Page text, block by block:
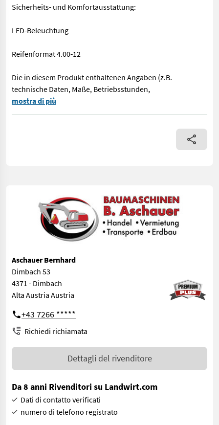
Sicherheits- und Komfortausstattung:
LED-Beleuchtung
Reifenformat 4.00‑12
Die in diesem Produkt enthaltenen Angaben (z.B.
technische Daten, Maße, Betriebsstunden,
Ein elektrisch betriebenes Lastendreirad mit einer elektrisch
mostra di più
Aschauer Bernhard
Dimbach 53
4371 - Dimbach
Alta Austria Austria
+43 7266 *****
Richiedi richiamata
Dettagli del rivenditore
Da 8 anni Rivenditori su Landwirt.com
Dati di contatto verificati
numero di telefono registrato